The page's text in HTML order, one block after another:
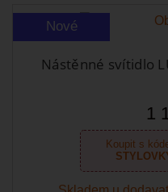
Nové
Nástěnné svítidlo
1
Koupit s